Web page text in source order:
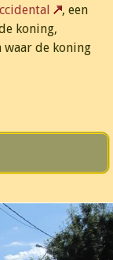
, een
koning,
waar de koning